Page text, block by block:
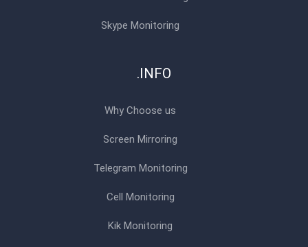
Skype Monitoring
INFO.
Why Choose us
Screen Mirroring
Telegram Monitoring
Cell Monitoring
Kik Monitoring